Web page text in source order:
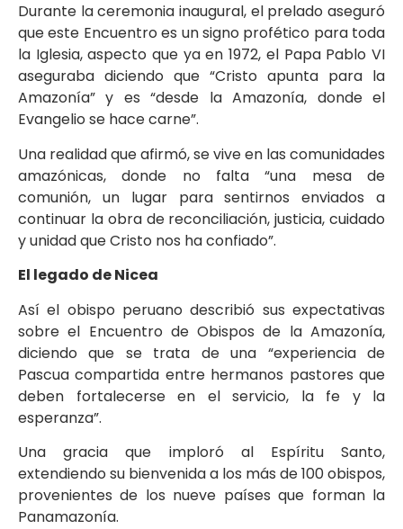
Durante la ceremonia inaugural, el prelado aseguró
que este Encuentro es un signo profético para toda
la Iglesia, aspecto que ya en 1972, el Papa Pablo VI
aseguraba diciendo que “Cristo apunta para la
Amazonía” y es “desde la Amazonía, donde el
Evangelio se hace carne”.
Una realidad que afirmó, se vive en las comunidades
amazónicas, donde no falta “una mesa de
comunión, un lugar para sentirnos enviados a
continuar la obra de reconciliación, justicia, cuidado
y unidad que Cristo nos ha confiado”.
El legado de Nicea
Así el obispo peruano describió sus expectativas
sobre el Encuentro de Obispos de la Amazonía,
diciendo que se trata de una “experiencia de
Pascua compartida entre hermanos pastores que
deben fortalecerse en el servicio, la fe y la
esperanza”.
Una gracia que imploró al Espíritu Santo,
extendiendo su bienvenida a los más de 100 obispos,
provenientes de los nueve países que forman la
Panamazonía.